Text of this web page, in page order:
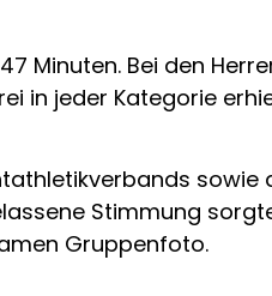
Minuten. Bei den
in jeder Kategorie
sowie
Stimmung
Gruppenfoto.